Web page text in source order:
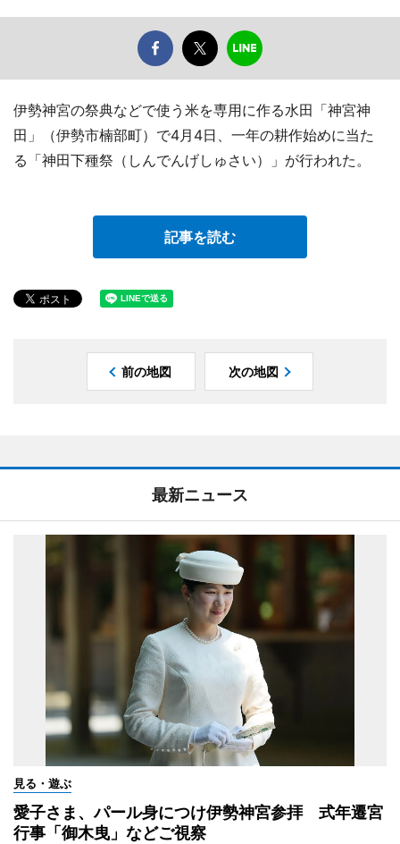
伊勢神宮の祭典などで使う米を専用に作る水田「神宮神
田」（伊勢市楠部町）で4月4日、一年の耕作始めに当た
る「神田下種祭（しんでんげしゅさい）」が行われた。
記事を読む
前の地図 次の地図
最新ニュース
見る・遊ぶ
愛子さま、パール身につけ伊勢神宮参拝 式年遷宮
行事「御木曳」などご視察